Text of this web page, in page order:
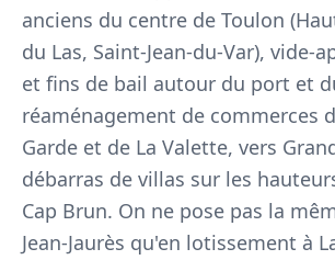
anciens du centre de Toulon
du Las, Saint-Jean-du-Var), vide-
et fins de bail autour du port et
réaménagement de commerces
Garde et de La Valette, vers
débarras de villas sur les
Cap Brun. On ne pose pas la
Jean-Jaurès qu'en lotissement à